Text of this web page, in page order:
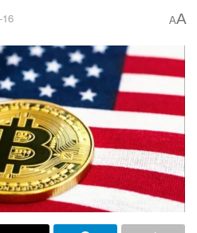
AA